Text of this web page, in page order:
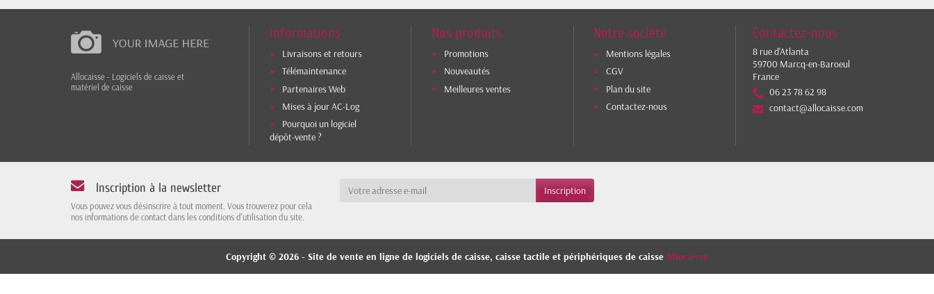
Allocaisse - Logiciels de caisse et
matériel de caisse
Informations
Livraisons et retours
Télémaintenance
Partenaires Web
Mises à jour AC-Log
Pourquoi un logiciel
dépôt-vente ?
Nos produits
Promotions
Nouveautés
Meilleures ventes
Notre société
Mentions légales
CGV
Plan du site
Contactez-nous
Contactez-nous
8 rue d'Atlanta
59700 Marcq-en-Baroeul
France
06 23 78 62 98
contact@allocaisse.com
Inscription à la newsletter
Vous pouvez vous désinscrire à tout moment. Vous trouverez pour cela
nos informations de contact dans les conditions d'utilisation du site.
Copyright © 2026 - Site de vente en ligne de logiciels de caisse, caisse tactile et périphériques de caisse Allocaisse